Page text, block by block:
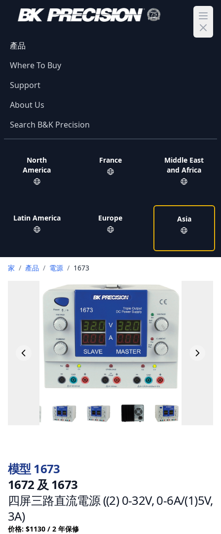
產品
Where To Buy
Support
About Us
Search B&K Precision
North
America
Latin America
France
Europe
Middle East
and Africa
Asia
家 / 產品 / 電源 / 1673
模型 1673
1672 及 1673
四屏三路直流電源 ((2) 0-32V, 0-6A/(1)5V,
3A)
价格: $1130 / 2 年保修